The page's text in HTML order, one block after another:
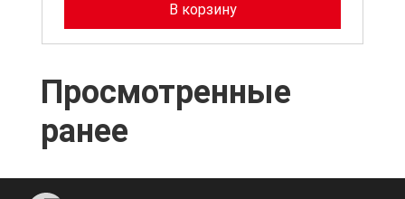
В корзину
Просмотренные
ранее